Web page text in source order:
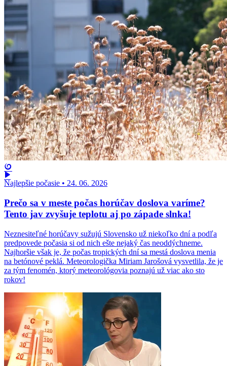
Najlepšie počasie • 24. 06. 2026
Prečo sa v meste počas horúčav doslova varíme?
Tento jav zvyšuje teplotu aj po západe slnka!
Neznesiteľné horúčavy sužujú Slovensko už niekoľko dní a podľa
predpovede počasia si od nich ešte nejaký čas neoddýchneme.
Najhoršie však je, že počas tropických dní sa mestá doslova menia
na betónové peklá. Meteorologička Miriam Jarošová vysvetlila, že je
za tým fenomén, ktorý meteorológovia poznajú už viac ako sto
rokov!